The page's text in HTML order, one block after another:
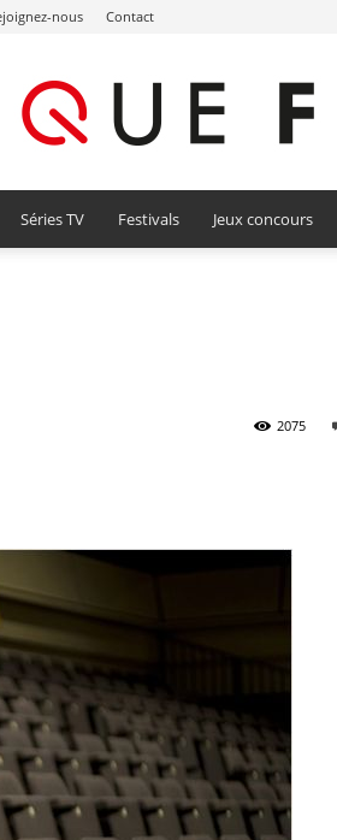
nous Contact
Séries TV Festivals Jeux concours
2075